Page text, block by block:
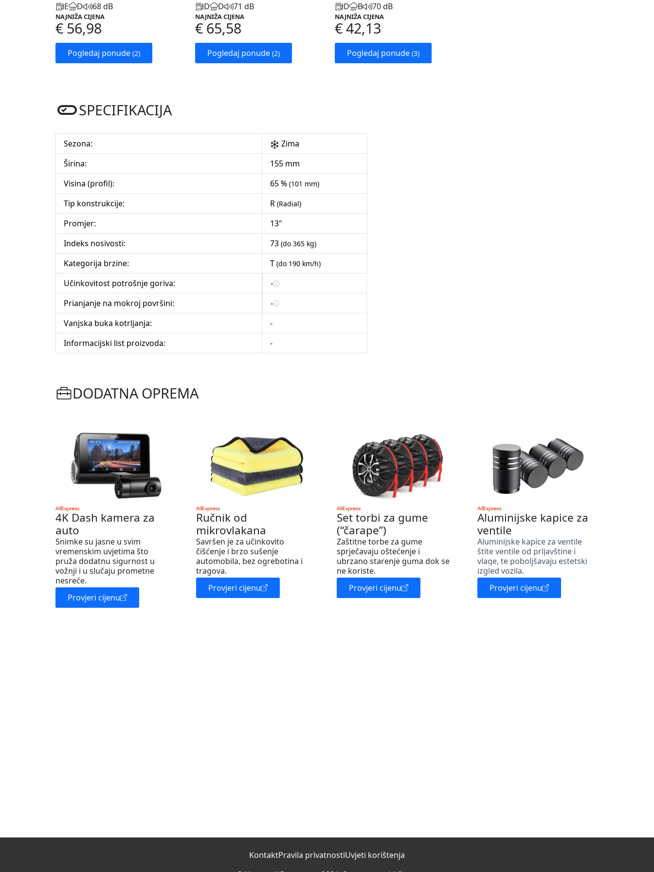
E D 68 dB
NAJNIŽA CIJENA
€ 56,98
Pogledaj ponude (2)
D D 71 dB
NAJNIŽA CIJENA
€ 65,58
Pogledaj ponude (2)
D B 70 dB
NAJNIŽA CIJENA
€ 42,13
Pogledaj ponude (3)
SPECIFIKACIJA
Sezona:
Zima
Širina:
155 mm
Visina (profil):
65 % (101 mm)
Tip konstrukcije: R (Radial)
Promjer:
13"
Indeks nosivosti:
73 (do 365 kg)
Kategorija brzine: T (do 190 km/h)
Učinkovitost potrošnje goriva:
-
Prianjanje na mokroj površini:
-
Vanjska buka kotrljanja:
-
Informacijski list proizvoda:
-
DODATNA OPREMA
4K Dash kamera za
auto
Snimke su jasne u svim
vremenskim uvjetima što
pruža dodatnu sigurnost u
vožnji i u slučaju prometne
nesreće.
Provjeri cijenu
Ručnik od
mikrovlakana
Savršen je za učinkovito
čišćenje i brzo sušenje
automobila, bez ogrebotina i
tragova.
Provjeri cijenu
Set torbi za gume
(“čarape”)
Zaštitne torbe za gume
sprječavaju oštećenje i
ubrzano starenje guma dok se
ne koriste.
Provjeri cijenu
Aluminijske kapice za
ventile
Aluminijske kapice za ventile
štite ventile od prljavštine i
vlage, te poboljšavaju estetski
izgled vozila.
Provjeri cijenu
KontaktPravila privatnostiUvjeti korištenja